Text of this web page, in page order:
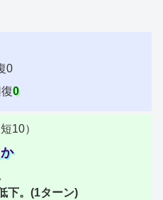
0
0
10）
下。(1ターン)